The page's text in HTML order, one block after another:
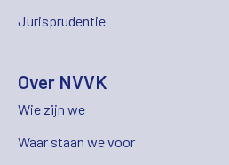
Jurisprudentie
Over NVVK
Wie zijn we
Waar staan we voor